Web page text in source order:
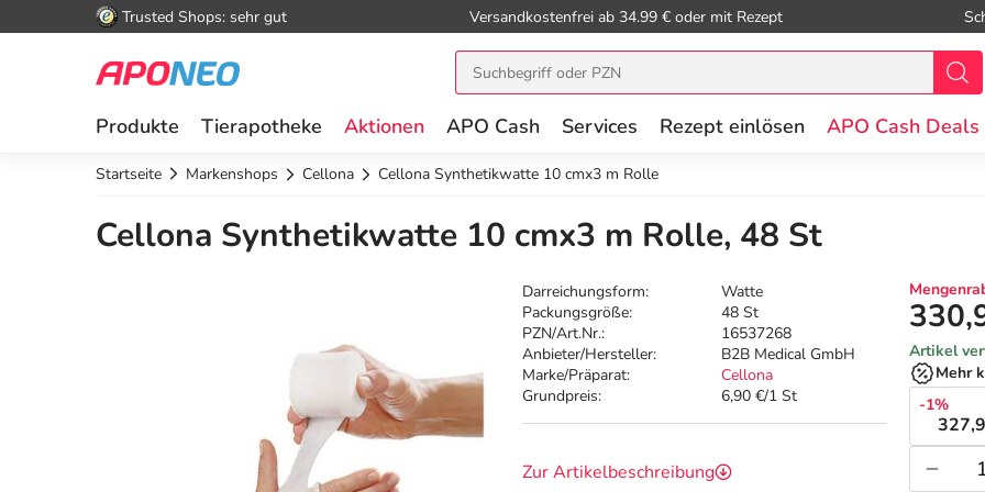
Trusted Shops: sehr gut Versandkostenfrei ab 34.99 € oder mit Rezept
Produkte Tierapotheke Aktionen APO Cash Services Rezept einlösen APO Cash Deals
Startseite Markenshops Cellona Cellona Synthetikwatte 10 cmx3 m Rolle
Cellona Synthetikwatte 10 cmx3 m Rolle, 48 St
Darreichungsform:
Watte
Packungsgröße:
48 St
PZN/Art.Nr.:
16537268
Anbieter/Hersteller:
B2B Medical GmbH
Marke/Präparat:
Cellona
Grundpreis:
6,90 €/1 St
Zur Artikelbeschreibung
Artikel
Mehr
-1%